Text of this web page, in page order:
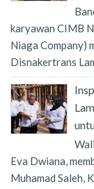
karyawan CIMB
Niaga Company)
Disnakertrans
Eva Dwiana,
Muhamad Saleh,